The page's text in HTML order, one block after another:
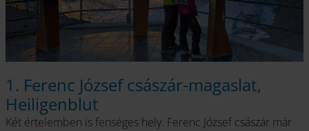
1. Ferenc József császár-magaslat,
Heiligenblut
Két értelemben is fenséges hely. Ferenc József császár már